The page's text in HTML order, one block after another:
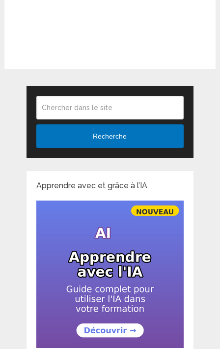
Recherche
Apprendre avec et grâce à l’IA